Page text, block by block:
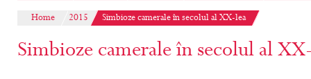
Home 2015 Simbioze camerale în secolul al XX-lea
Simbioze camerale în secolul al